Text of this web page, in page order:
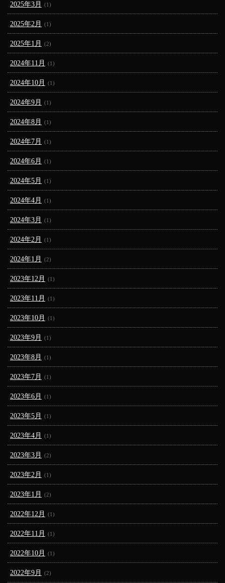
2025年3月 (1)
2025年2月 (1)
2025年1月 (2)
2024年11月 (1)
2024年10月 (1)
2024年9月 (1)
2024年8月 (1)
2024年7月 (1)
2024年6月 (1)
2024年5月 (1)
2024年4月 (1)
2024年3月 (1)
2024年2月 (1)
2024年1月 (2)
2023年12月 (1)
2023年11月 (1)
2023年10月 (1)
2023年9月 (1)
2023年8月 (1)
2023年7月 (1)
2023年6月 (1)
2023年5月 (1)
2023年4月 (1)
2023年3月 (2)
2023年2月 (1)
2023年1月 (2)
2022年12月 (1)
2022年11月 (1)
2022年10月 (1)
2022年9月 (2)